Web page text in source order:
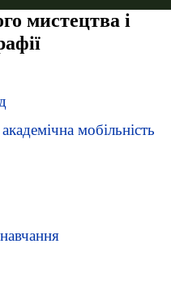
мистецтва і
мобільність